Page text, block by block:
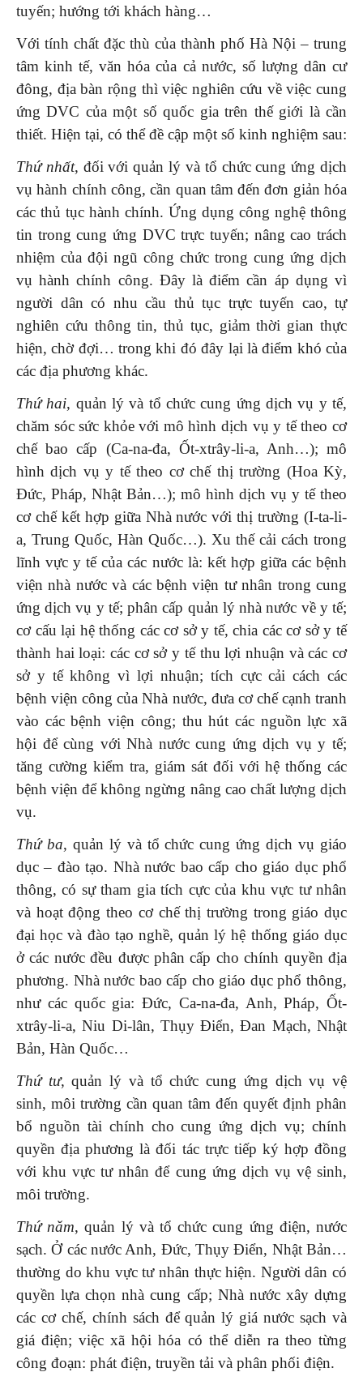
tuyến; hướng tới khách hàng…
Với tính chất đặc thù của thành phố Hà Nội – trung
tâm kinh tế, văn hóa của cả nước, số lượng dân cư
đông, địa bàn rộng thì việc nghiên cứu về việc cung
ứng DVC của một số quốc gia trên thế giới là cần
thiết. Hiện tại, có thể đề cập một số kinh nghiệm sau:
Thứ nhất, đối với quản lý và tổ chức cung ứng dịch
vụ hành chính công, cần quan tâm đến đơn giản hóa
các thủ tục hành chính. Ứng dụng công nghệ thông
tin trong cung ứng DVC trực tuyến; nâng cao trách
nhiệm của đội ngũ công chức trong cung ứng dịch
vụ hành chính công. Đây là điểm cần áp dụng vì
người dân có nhu cầu thủ tục trực tuyến cao, tự
nghiên cứu thông tin, thủ tục, giảm thời gian thực
hiện, chờ đợi… trong khi đó đây lại là điểm khó của
các địa phương khác.
Thứ hai, quản lý và tổ chức cung ứng dịch vụ y tế,
chăm sóc sức khỏe với mô hình dịch vụ y tế theo cơ
chế bao cấp (Ca-na-đa, Ốt-xtrây-li-a, Anh…); mô
hình dịch vụ y tế theo cơ chế thị trường (Hoa Kỳ,
Đức, Pháp, Nhật Bản…); mô hình dịch vụ y tế theo
cơ chế kết hợp giữa Nhà nước với thị trường (I-ta-li-
a, Trung Quốc, Hàn Quốc…). Xu thế cải cách trong
lĩnh vực y tế của các nước là: kết hợp giữa các bệnh
viện nhà nước và các bệnh viện tư nhân trong cung
ứng dịch vụ y tế; phân cấp quản lý nhà nước về y tế;
cơ cấu lại hệ thống các cơ sở y tế, chia các cơ sở y tế
thành hai loại: các cơ sở y tế thu lợi nhuận và các cơ
sở y tế không vì lợi nhuận; tích cực cải cách các
bệnh viện công của Nhà nước, đưa cơ chế cạnh tranh
vào các bệnh viện công; thu hút các nguồn lực xã
hội để cùng với Nhà nước cung ứng dịch vụ y tế;
tăng cường kiểm tra, giám sát đối với hệ thống các
bệnh viện để không ngừng nâng cao chất lượng dịch
vụ.
Thứ ba, quản lý và tổ chức cung ứng dịch vụ giáo
dục – đào tạo. Nhà nước bao cấp cho giáo dục phổ
thông, có sự tham gia tích cực của khu vực tư nhân
và hoạt động theo cơ chế thị trường trong giáo dục
đại học và đào tạo nghề, quản lý hệ thống giáo dục
ở các nước đều được phân cấp cho chính quyền địa
phương. Nhà nước bao cấp cho giáo dục phổ thông,
như các quốc gia: Đức, Ca-na-đa, Anh, Pháp, Ốt-
xtrây-li-a, Niu Di-lân, Thụy Điển, Đan Mạch, Nhật
Bản, Hàn Quốc…
Thứ tư, quản lý và tổ chức cung ứng dịch vụ vệ
sinh, môi trường cần quan tâm đến quyết định phân
bổ nguồn tài chính cho cung ứng dịch vụ; chính
quyền địa phương là đối tác trực tiếp ký hợp đồng
với khu vực tư nhân để cung ứng dịch vụ vệ sinh,
môi trường.
Thứ năm, quản lý và tổ chức cung ứng điện, nước
sạch. Ở các nước Anh, Đức, Thụy Điển, Nhật Bản…
thường do khu vực tư nhân thực hiện. Người dân có
quyền lựa chọn nhà cung cấp; Nhà nước xây dựng
các cơ chế, chính sách để quản lý giá nước sạch và
giá điện; việc xã hội hóa có thể diễn ra theo từng
công đoạn: phát điện, truyền tải và phân phối điện.